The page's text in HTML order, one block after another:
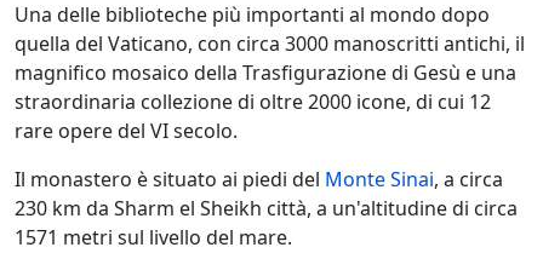
Una delle biblioteche più importanti al mondo dopo
quella del Vaticano, con circa 3000 manoscritti antichi, il
magnifico mosaico della Trasfigurazione di Gesù e una
straordinaria collezione di oltre 2000 icone, di cui 12
rare opere del VI secolo.
Il monastero è situato ai piedi del Monte Sinai, a circa
230 km da Sharm el Sheikh città, a un'altitudine di circa
1571 metri sul livello del mare.